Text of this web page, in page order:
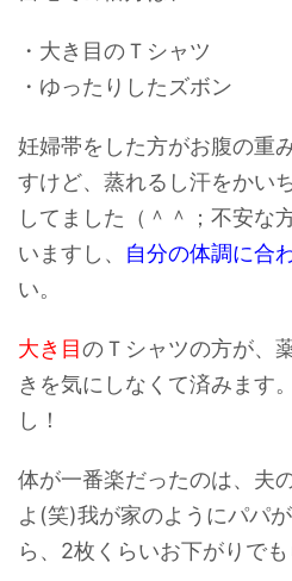
・大き目のＴシャツ
・ゆったりしたズボン
妊婦帯をした方がお腹の重
すけど、蒸れるし汗をかい
してました（＾＾；不安な
いますし、 自分の体調に合
い。
大き目のＴシャツの方が、
きを気にしなくて済みます
し！
体が一番楽だったのは、夫
よ(笑)我が家のようにパパ
ら、2枚くらいお下がりで